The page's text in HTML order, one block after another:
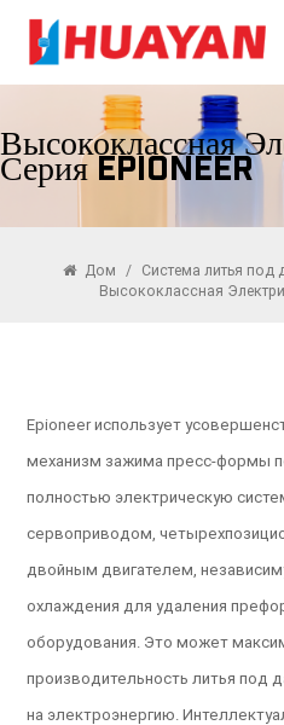
Высококлассная
Серия Epioneer
Дом / Система литья
Высококлассная
Epioneer использует
механизм зажима пресс-формы
полностью электрическую
сервоприводом,
двойным двигателем,
охлаждения для удаления
оборудования. Это может
производительность литья под
на электроэнергию.